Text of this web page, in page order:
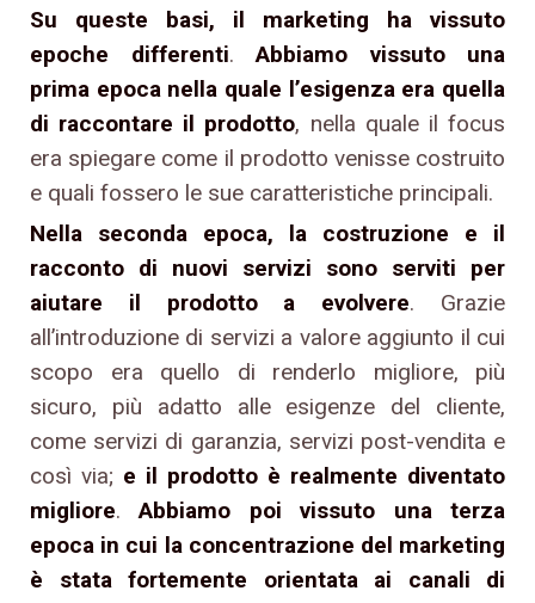
Su queste basi, il marketing ha vissuto
epoche differenti. Abbiamo vissuto una
prima epoca nella quale l’esigenza era quella
di raccontare il prodotto, nella quale il focus
era spiegare come il prodotto venisse costruito
e quali fossero le sue caratteristiche principali.
Nella seconda epoca, la costruzione e il
racconto di nuovi servizi sono serviti per
aiutare il prodotto a evolvere. Grazie
all’introduzione di servizi a valore aggiunto il cui
scopo era quello di renderlo migliore, più
sicuro, più adatto alle esigenze del cliente,
come servizi di garanzia, servizi post-vendita e
così via; e il prodotto è realmente diventato
migliore.Abbiamo poi vissuto una terza
epoca in cui la concentrazione del marketing
è stata fortemente orientata ai canali di